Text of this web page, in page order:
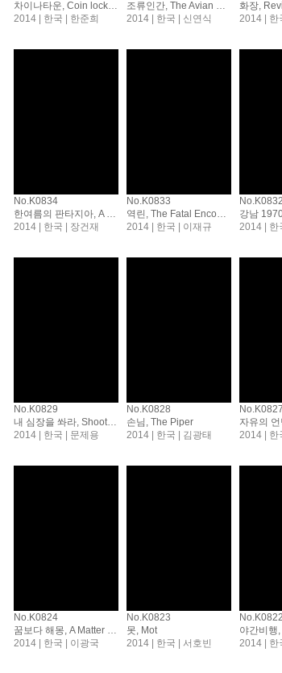
차이나타운, Coin locker Girl
2014 | 한국 | 한준희
조류인간, The Avian Kind
2014 | 한국 | 신연식
화장,
2014 | 한
No.K0834
한여름의 판타지아, A Midsummer's Fantasia
2014 | 한국 | 장건재
No.K0833
역린, The Fatal Encounter
2014 | 한국 | 이재규
No.K0832
2014 | 한
No.K0829
내 심장을 쏴라, Shoot Me In The Heart
2014 | 한국 | 문제용
No.K0828
손님, The Piper
2014 | 한국 | 김광태
No.K0827
2014 | 한
No.K0824
꿈보다 해몽, A Matter of Interpretation
2014 | 한국 | 이광국
No.K0823
못, Mot
2014 | 한국 | 서호빈
No.K0822
야간비행
2014 | 한